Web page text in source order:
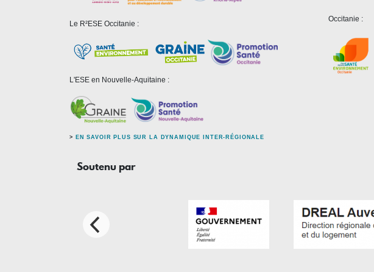
Le R²ESE Occitanie :
L'ESE en Nouvelle-Aquitaine :
> EN SAVOIR PLUS SUR LA DYNAMIQUE INTER-RÉGIONALE
Occitanie :
Soutenu par